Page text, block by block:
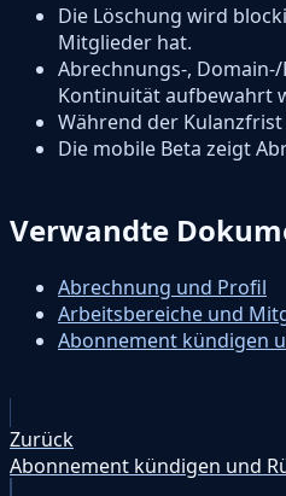
Die Löschung wird
Mitglieder hat.
Abrechnungs-,
Kontinuität aufbewahrt
Während der
Die mobile Beta zeigt
Verwandte
Abrechnung und Profil
Arbeitsbereiche und
Abonnement kündigen
Zurück
Abonnement kündigen und